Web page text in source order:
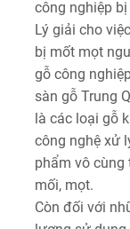
công nghiệp
Lý giải cho
bị mốt mọt
gỗ công
sàn gỗ Trung
là các loại gỗ
công nghệ xử
phẩm vô cùng
mối, mọt.
Còn đối với